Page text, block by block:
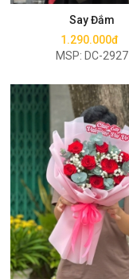
Say Đắm
1.290.000đ
MSP: DC-2927
Mua ngay